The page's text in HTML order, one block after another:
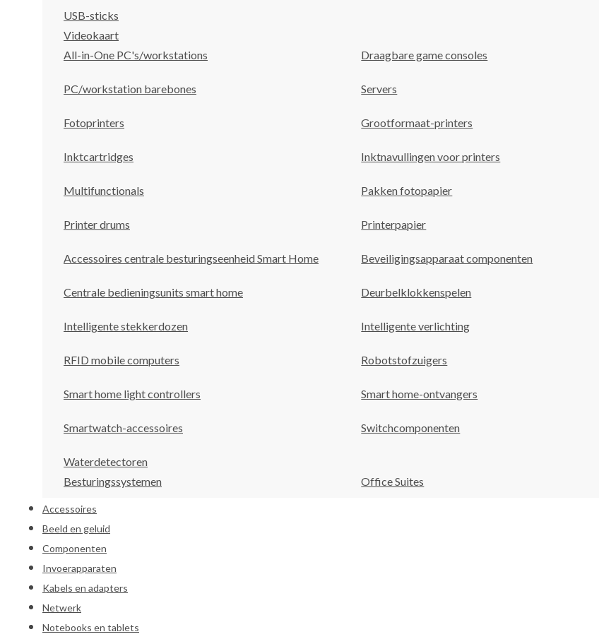
USB-sticks
Videokaart
All-in-One PC's/workstations
Draagbare game consoles
PC/workstation barebones Servers
Fotoprinters Grootformaat-printers
Inktcartridges Inktnavullingen voor printers
Multifunctionals Pakken fotopapier
Printer drums Printerpapier
Accessoires centrale besturingseenheid Smart Home Beveiligingsapparaat componenten
Centrale bedieningsunits smart home Deurbelklokkenspelen
Intelligente stekkerdozen Intelligente verlichting
RFID mobile computers Robotstofzuigers
Smart home light controllers Smart home-ontvangers
Smartwatch-accessoires Switchcomponenten
Waterdetectoren
Besturingssystemen
Office Suites
Accessoires
Beeld en geluid
Componenten
Invoerapparaten
Kabels en adapters
Netwerk
Notebooks en tablets